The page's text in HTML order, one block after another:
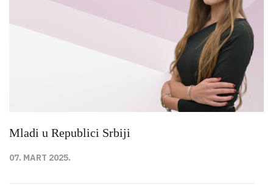
Mladi u Republici Srbiji
07. MART 2025.